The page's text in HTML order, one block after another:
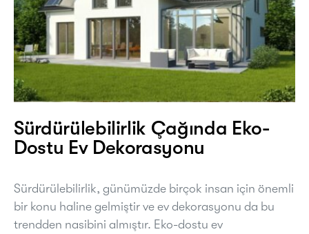
Sürdürülebilirlik Çağında Eko-
Dostu Ev Dekorasyonu
Sürdürülebilirlik, günümüzde birçok insan için önemli
bir konu haline gelmiştir ve ev dekorasyonu da bu
trendden nasibini almıştır. Eko-dostu ev